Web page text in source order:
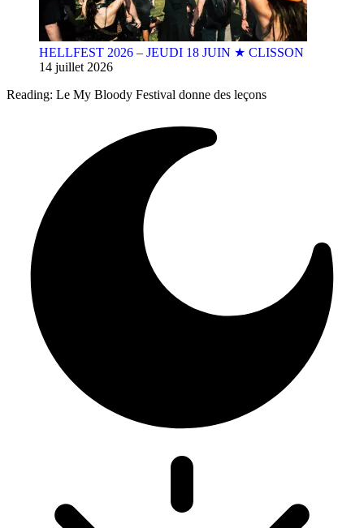
HELLFEST 2026 – JEUDI 18 JUIN ★ CLISSON
14 juillet 2026
Reading: Le My Bloody Festival donne des leçons